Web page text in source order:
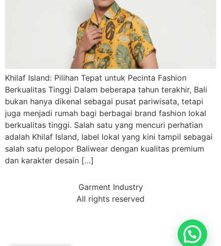
Khilaf Island: Pilihan Tepat untuk Pecinta Fashion
Berkualitas Tinggi Dalam beberapa tahun terakhir, Bali
bukan hanya dikenal sebagai pusat pariwisata, tetapi
juga menjadi rumah bagi berbagai brand fashion lokal
berkualitas tinggi. Salah satu yang mencuri perhatian
adalah Khilaf Island, label lokal yang kini tampil sebagai
salah satu pelopor Baliwear dengan kualitas premium
dan karakter desain […]
Garment Industry
All rights reserved